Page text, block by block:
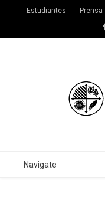
Estudiantes Prensa
Navigate